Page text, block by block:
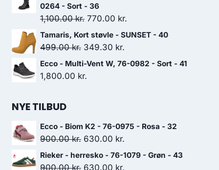
0264 - Sort - 36
1,100.00kr. Den
oprindelige
pris
1,100.00 kr..
770.00 kr.
aktuelle
Tamaris, Kort støvle - SUNSET - 40
499.00kr. Den
oprindelige
pris
349.30 kr.
aktuelle
Ecco - Multi-Vent W, 76-0982 - Sort - 41
1,800.00 kr.
NYE TILBUD
Ecco - Biom K2 - 76-0975 - Rosa - 32
900.00kr. Den
oprindelige
pris
630.00 kr.
aktuelle
Rieker - herresko - 76-1079 - Grøn - 43
900.00kr. Den
630.00 kr.